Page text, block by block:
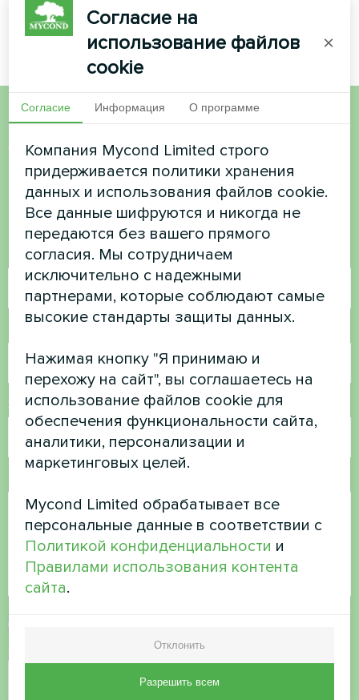
Хотите купить или у вас
есть вопросы?
Свяжитесь с нами, и мы поможем вам
Имя
Электронная почта
Согласие на
использование файлов
cookie
×
Согласие Информация О программе
Компания Mycond Limited строго
придерживается политики хранения
данных и использования файлов cookie.
Все данные шифруются и никогда не
передаются без вашего прямого
согласия. Мы сотрудничаем
исключительно с надежными
партнерами, которые соблюдают самые
высокие стандарты защиты данных.
Нажимая кнопку "Я принимаю и
перехожу на сайт", вы соглашаетесь на
использование файлов cookie для
обеспечения функциональности сайта,
аналитики, персонализации и
маркетинговых целей.
Mycond Limited обрабатывает все
персональные данные в соответствии с
Политикой конфиденциальности и
Правилами использования контента
сайта.
Отклонить
Разрешить всем